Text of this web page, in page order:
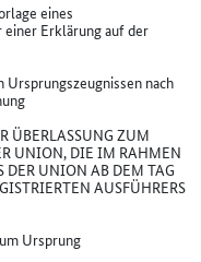
eines
einer Erklärung auf der
nach
ÜBERLASSUNG ZUM
UNION, DIE IM RAHMEN
DER UNION AB DEM TAG
AUSFÜHRERS
Ursprung